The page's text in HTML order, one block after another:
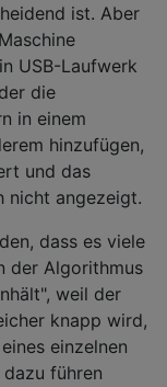
ist. Aber
USB-Laufwerk
die
in einem
hinzufügen,
und das
nicht angezeigt.
dass es viele
der Algorithmus
weil der
knapp wird,
einzelnen
führen